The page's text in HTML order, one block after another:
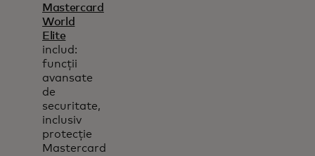
Mastercard
World
Elite
includ:
funcții
avansate
de
securitate,
inclusiv
protecție
Mastercard